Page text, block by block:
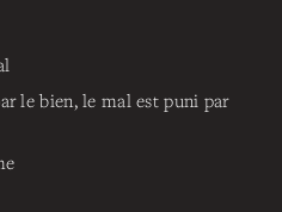
le bien, le mal est puni par